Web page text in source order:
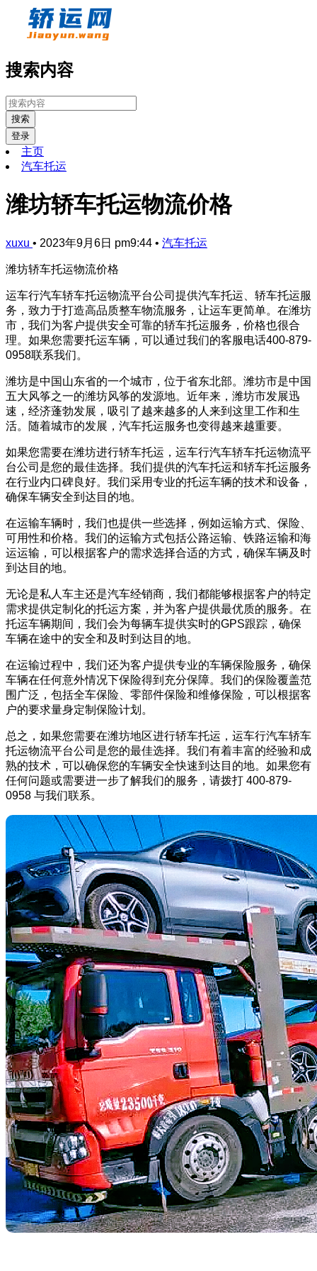
搜索内容
搜索
登录
主页
汽车托运
潍坊轿车托运物流价格
xuxu • 2023年9月6日 pm9:44 • 汽车托运
潍坊轿车托运物流价格
运车行汽车轿车托运物流平台公司提供汽车托运、轿车托运服
务，致力于打造高品质整车物流服务，让运车更简单。在潍坊
市，我们为客户提供安全可靠的轿车托运服务，价格也很合
理。如果您需要托运车辆，可以通过我们的客服电话400-879-
0958联系我们。
潍坊是中国山东省的一个城市，位于省东北部。潍坊市是中国
五大风筝之一的潍坊风筝的发源地。近年来，潍坊市发展迅
速，经济蓬勃发展，吸引了越来越多的人来到这里工作和生
活。随着城市的发展，汽车托运服务也变得越来越重要。
如果您需要在潍坊进行轿车托运，运车行汽车轿车托运物流平
台公司是您的最佳选择。我们提供的汽车托运和轿车托运服务
在行业内口碑良好。我们采用专业的托运车辆的技术和设备，
确保车辆安全到达目的地。
在运输车辆时，我们也提供一些选择，例如运输方式、保险、
可用性和价格。我们的运输方式包括公路运输、铁路运输和海
运运输，可以根据客户的需求选择合适的方式，确保车辆及时
到达目的地。
无论是私人车主还是汽车经销商，我们都能够根据客户的特定
需求提供定制化的托运方案，并为客户提供最优质的服务。在
托运车辆期间，我们会为每辆车提供实时的GPS跟踪，确保
车辆在途中的安全和及时到达目的地。
在运输过程中，我们还为客户提供专业的车辆保险服务，确保
车辆在任何意外情况下保险得到充分保障。我们的保险覆盖范
围广泛，包括全车保险、零部件保险和维修保险，可以根据客
户的要求量身定制保险计划。
总之，如果您需要在潍坊地区进行轿车托运，运车行汽车轿车
托运物流平台公司是您的最佳选择。我们有着丰富的经验和成
熟的技术，可以确保您的车辆安全快速到达目的地。如果您有
任何问题或需要进一步了解我们的服务，请拨打 400-879-
0958 与我们联系。